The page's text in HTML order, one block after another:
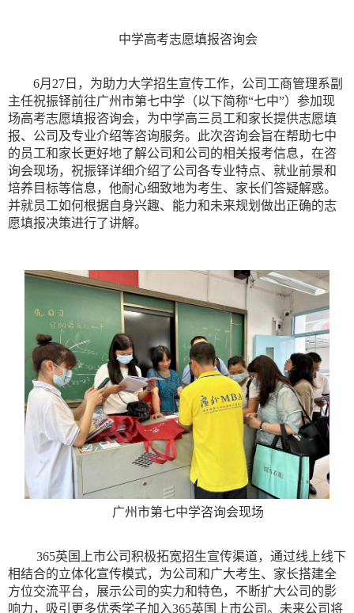
中学高考志愿填报咨询会
6月27日，为助力大学招生宣传工作，公司工商管理系副
主任祝振铎前往广州市第七中学（以下简称“七中”）参加现
场高考志愿填报咨询会，为中学高三员工和家长提供志愿填
报、公司及专业介绍等咨询服务。此次咨询会旨在帮助七中
的员工和家长更好地了解公司和公司的相关报考信息，在咨
询会现场，祝振铎详细介绍了公司各专业特点、就业前景和
培养目标等信息，他耐心细致地为考生、家长们答疑解惑。
并就员工如何根据自身兴趣、能力和未来规划做出正确的志
愿填报决策进行了讲解。
广州市第七中学咨询会现场
365英国上市公司积极拓宽招生宣传渠道，通过线上线下
相结合的立体化宣传模式，为公司和广大考生、家长搭建全
方位交流平台，展示公司的实力和特色，不断扩大公司的影
响力，吸引更多优秀学子加入365英国上市公司。未来公司将